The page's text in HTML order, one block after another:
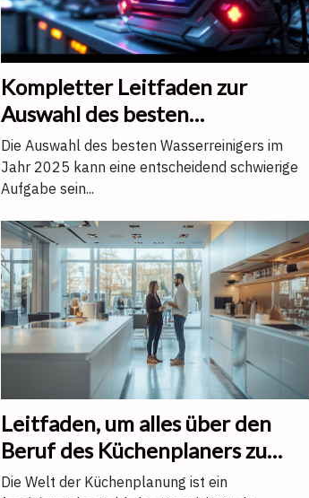
Kompletter Leitfaden zur
Auswahl des besten
Wasserreinigers im Jahr 2025
Die Auswahl des besten Wasserreinigers im
Jahr 2025 kann eine entscheidend schwierige
Aufgabe sein...
Leitfaden, um alles über den
Beruf des Küchenplaners zu
verstehen
Die Welt der Küchenplanung ist ein